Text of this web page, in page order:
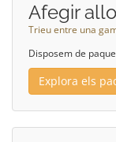
Afegir
Trieu entre una
Disposem de
Explora els